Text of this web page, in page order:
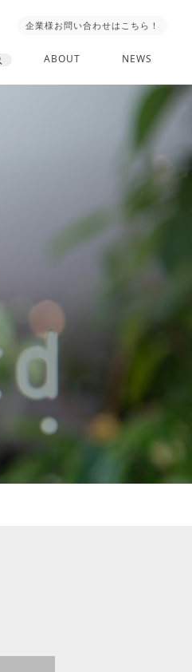
企業様お問い合わせはこちら！
ABOUT NEWS